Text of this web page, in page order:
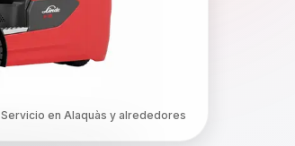
Servicio en Alaquàs y alrededores